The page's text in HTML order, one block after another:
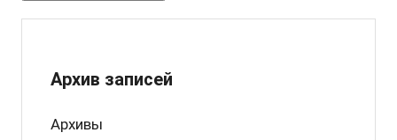
Архив записей
Архивы